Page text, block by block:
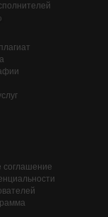
соглашение